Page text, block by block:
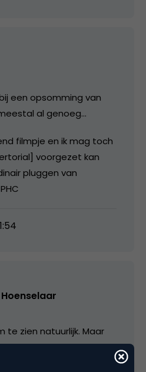
een opsomming van
al genoeg…
filmpje en ik mag toch
voorgezet kan
pluggen van
te zien natuurlijk. Maar
met een korrel zout